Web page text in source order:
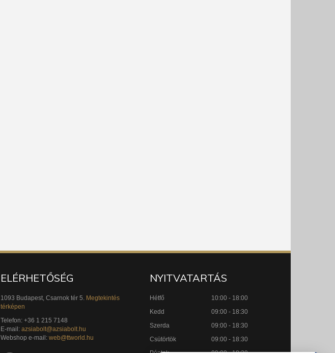
ELÉRHETŐSÉG
1093 Budapest, Csarnok tér 5. Megtekintés
térképen
Telefon: +36 1 215 7148
E-mail: azsiabolt@azsiabolt.hu
Webshop e-mail: web@ttworld.hu
NYITVATARTÁS
Hétfő
10:00 - 18:00
Kedd
09:00 - 18:30
Szerda
09:00 - 18:30
Csütörtök
09:00 - 18:30